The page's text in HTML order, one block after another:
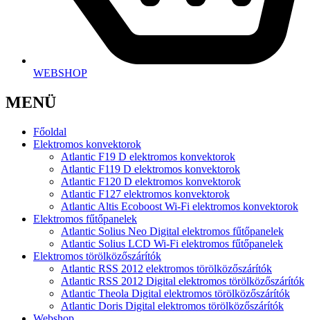
WEBSHOP
MENÜ
Főoldal
Elektromos konvektorok
Atlantic F19 D elektromos konvektorok
Atlantic F119 D elektromos konvektorok
Atlantic F120 D elektromos konvektorok
Atlantic F127 elektromos konvektorok
Atlantic Altis Ecoboost Wi-Fi elektromos konvektorok
Elektromos fűtőpanelek
Atlantic Solius Neo Digital elektromos fűtőpanelek
Atlantic Solius LCD Wi-Fi elektromos fűtőpanelek
Elektromos törölközőszárítók
Atlantic RSS 2012 elektromos törölközőszárítók
Atlantic RSS 2012 Digital elektromos törölközőszárítók
Atlantic Theola Digital elektromos törölközőszárítók
Atlantic Doris Digital elektromos törölközőszárítók